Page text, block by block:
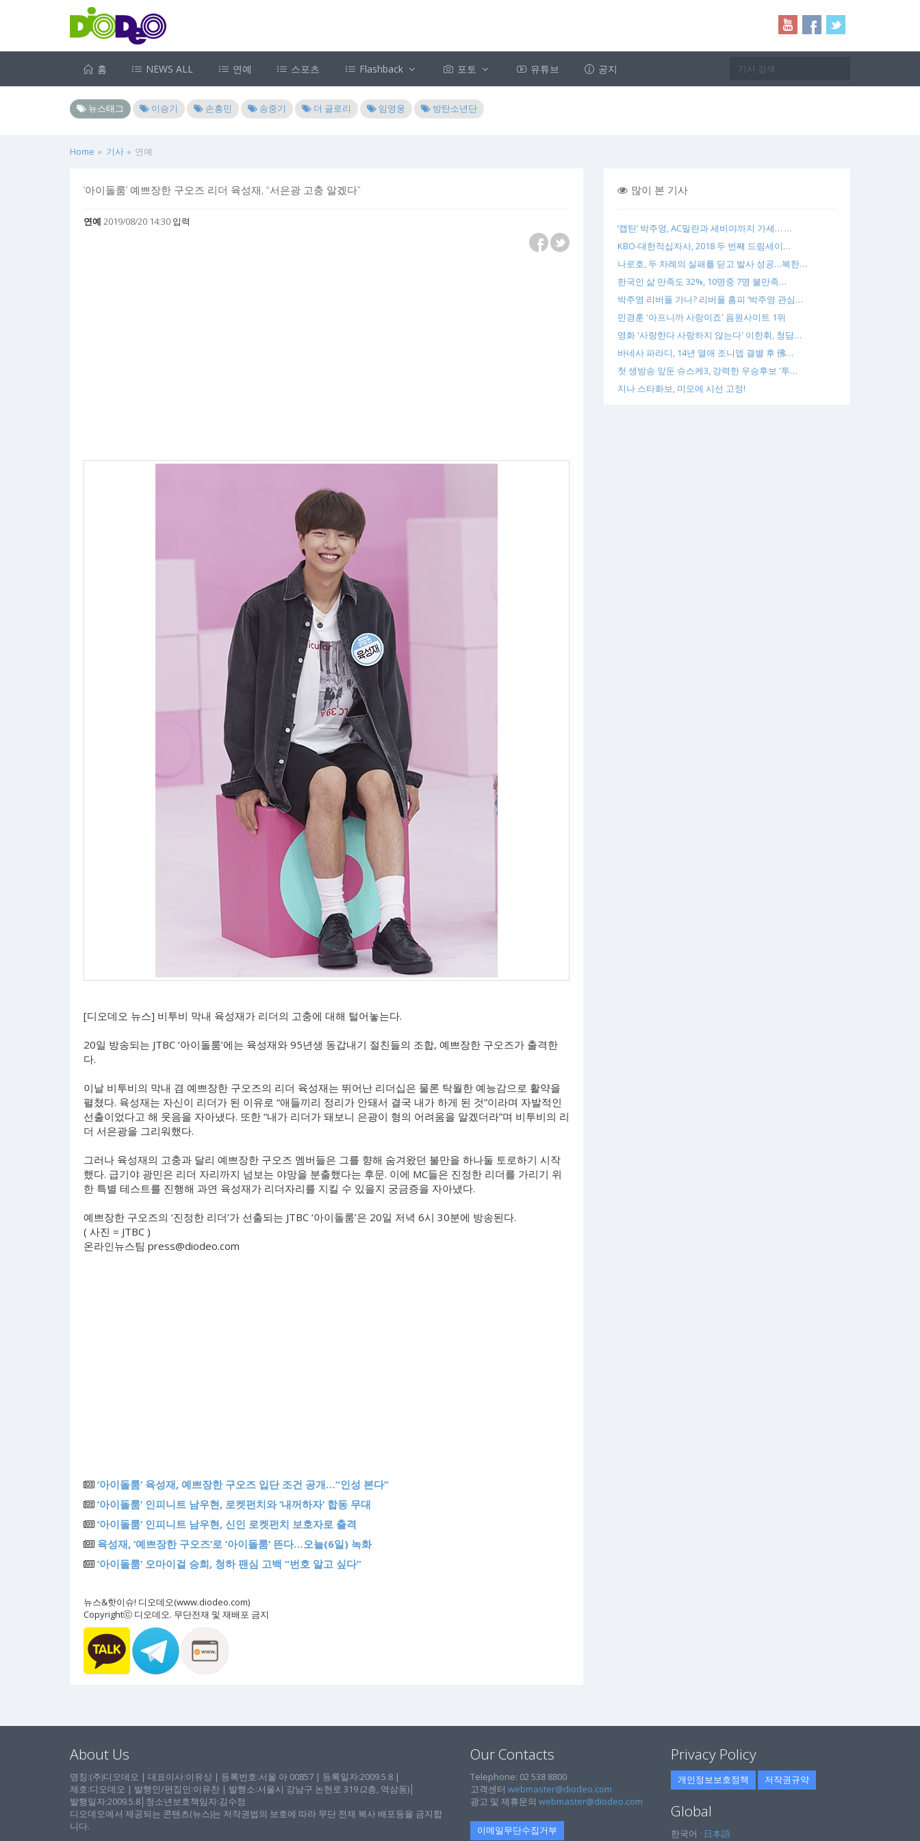
홈 NEWS ALL 연예 스포츠 Flashback 포토 유튜브 공지
뉴스태그 이승기 손흥민 송중기 더 글로리 임영웅 방탄소년단
Home 기사 연예
‘아이돌룸’ 예쁘장한 구오즈 리더 육성재, “서은광 고충 알겠다”
연예 2019/08/20 14:30 입력
[디오데오 뉴스] 비투비 막내 육성재가 리더의 고충에 대해 털어놓는다.
20일 방송되는 JTBC ‘아이돌룸’에는 육성재와 95년생 동갑내기 절친들의 조합, 예쁘장한 구오즈가 출격한
다.
이날 비투비의 막내 겸 예쁘장한 구오즈의 리더 육성재는 뛰어난 리더십은 물론 탁월한 예능감으로 활약을
펼쳤다. 육성재는 자신이 리더가 된 이유로 “애들끼리 정리가 안돼서 결국 내가 하게 된 것”이라며 자발적인
선출이었다고 해 웃음을 자아냈다. 또한 “내가 리더가 돼보니 은광이 형의 어려움을 알겠더라”며 비투비의 리
더 서은광을 그리워했다.
그러나 육성재의 고충과 달리 예쁘장한 구오즈 멤버들은 그를 향해 숨겨왔던 불만을 하나둘 토로하기 시작
했다. 급기야 광민은 리더 자리까지 넘보는 야망을 분출했다는 후문. 이에 MC들은 진정한 리더를 가리기 위
한 특별 테스트를 진행해 과연 육성재가 리더자리를 지킬 수 있을지 궁금증을 자아냈다.
예쁘장한 구오즈의 ‘진정한 리더’가 선출되는 JTBC ‘아이돌룸’은 20일 저녁 6시 30분에 방송된다.
( 사진 = JTBC )
온라인뉴스팀 press@diodeo.com
‘아이돌룸’ 육성재, 예쁘장한 구오즈 입단 조건 공개…“인성 본다”
‘아이돌룸’ 인피니트 남우현, 로켓펀치와 ‘내꺼하자’ 합동 무대
‘아이돌룸’ 인피니트 남우현, 신인 로켓펀치 보호자로 출격
육성재, ‘예쁘장한 구오즈’로 ‘아이돌룸’ 뜬다…오늘(6일) 녹화
‘아이돌룸’ 오마이걸 승희, 청하 팬심 고백 “번호 알고 싶다”
뉴스&핫이슈! 디오데오(www.diodeo.com)
Copyrightⓒ 디오데오. 무단전재 및 재배포 금지
많이 본 기사
‘캡틴’ 박주영, AC밀란과 세비야까지 가세… …
KBO-대한적십자사, 2018 두 번째 드림세이…
나로호, 두 차례의 실패를 딛고 발사 성공…북한…
한국인 삶 만족도 32%, 10명중 7명 불만족…
박주영 리버풀 가나? 리버풀 홈피 ‘박주영 관심…
민경훈 '아프니까 사랑이죠' 음원사이트 1위
영화 '사랑한다 사랑하지 않는다' 이한휘, 청담…
바네사 파라디, 14년 열애 조니뎁 결별 후 佛…
첫 생방송 앞둔 슈스케3, 강력한 우승후보 '투…
지나 스타화보, 미모에 시선 고정!
About Us
명칭:(주)디오데오 | 대표이사:이유상 | 등록번호:서울 아 00857 | 등록일자:2009.5.8 |
제호:디오데오 | 발행인/편집인:이유찬 | 발행소:서울시 강남구 논현로 319 (2층, 역삼동)│
발행일자:2009.5.8│청소년보호책임자:김수정
디오데오에서 제공되는 콘텐츠(뉴스)는 저작권법의 보호에 따라 무단 전재 복사 배포등을 금지합
니다.
Our Contacts
Telephone: 02 538 8800
고객센터 webmaster@diodeo.com
광고 및 제휴문의 webmaster@diodeo.com
이메일무단수집거부
Privacy Policy
개인정보보호정책 저작권규약
Global
한국어 · 日本語